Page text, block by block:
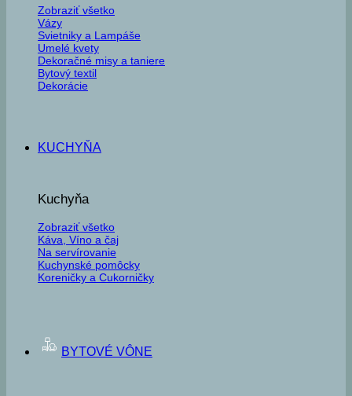
Zobraziť všetko
Vázy
Svietniky a Lampáše
Umelé kvety
Dekoračné misy a taniere
Bytový textil
Dekorácie
KUCHYŇA
Kuchyňa
Zobraziť všetko
Káva, Víno a čaj
Na servírovanie
Kuchynské pomôcky
Koreničky a Cukorničky
BYTOVÉ VÔNE